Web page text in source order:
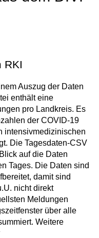
RKI
Auszug der Daten
enthält eine
pro Landkreis. Es
der COVID-19
intensivmedizinischen
Die Tagesdaten-CSV
auf die Daten
Tages. Die Daten sind
damit sind
nicht direkt
Meldungen
über alle
Weitere